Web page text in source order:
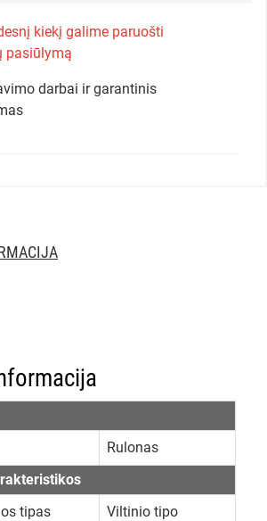
kiekį galime paruošti
pasiūlymą
darbai ir garantinis
Rulonas
tipas
Viltinio tipo